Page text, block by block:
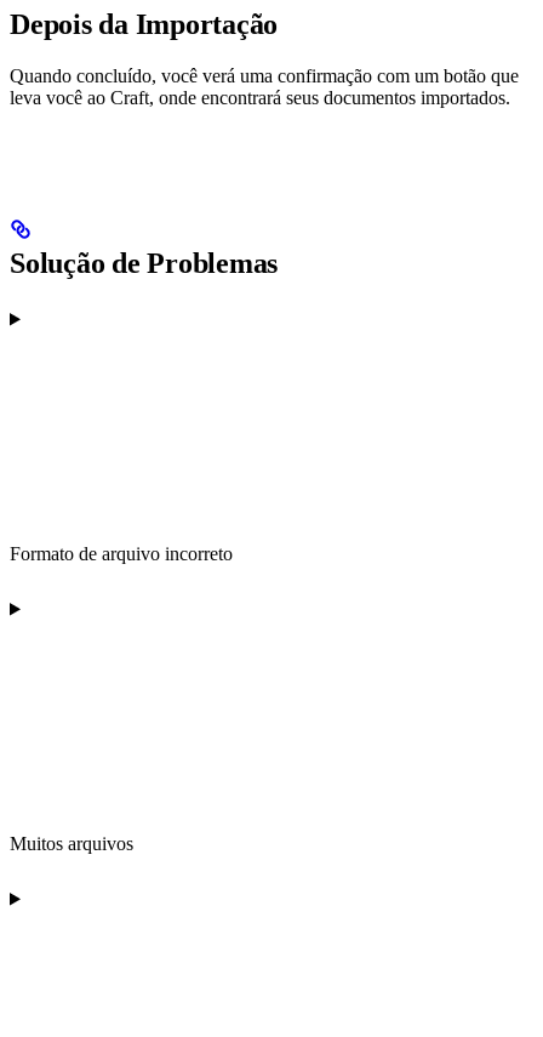
Depois da Importação
Quando concluído, você verá uma confirmação com um botão que
leva você ao Craft, onde encontrará seus documentos importados.
Solução de Problemas
Formato de arquivo incorreto
Muitos arquivos